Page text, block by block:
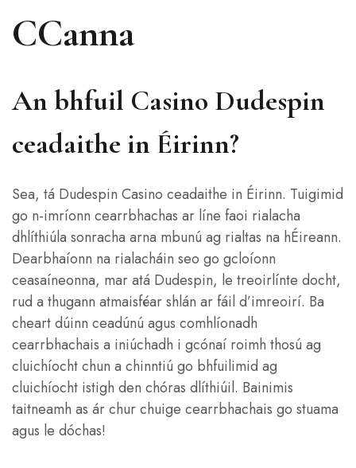
CCanna
An bhfuil Casino Dudespin
ceadaithe in Éirinn?
Sea, tá Dudespin Casino ceadaithe in Éirinn. Tuigimid
go n-imríonn cearrbhachas ar líne faoi rialacha
dhlíthiúla sonracha arna mbunú ag rialtas na hÉireann.
Dearbhaíonn na rialacháin seo go gcloíonn
ceasaíneonna, mar atá Dudespin, le treoirlínte docht,
rud a thugann atmaisféar shlán ar fáil d’imreoirí. Ba
cheart dúinn ceadúnú agus comhlíonadh
cearrbhachais a iniúchadh i gcónaí roimh thosú ag
cluichíocht chun a chinntiú go bhfuilimid ag
cluichíocht istigh den chóras dlíthiúil. Bainimis
taitneamh as ár chur chuige cearrbhachais go stuama
agus le dóchas!